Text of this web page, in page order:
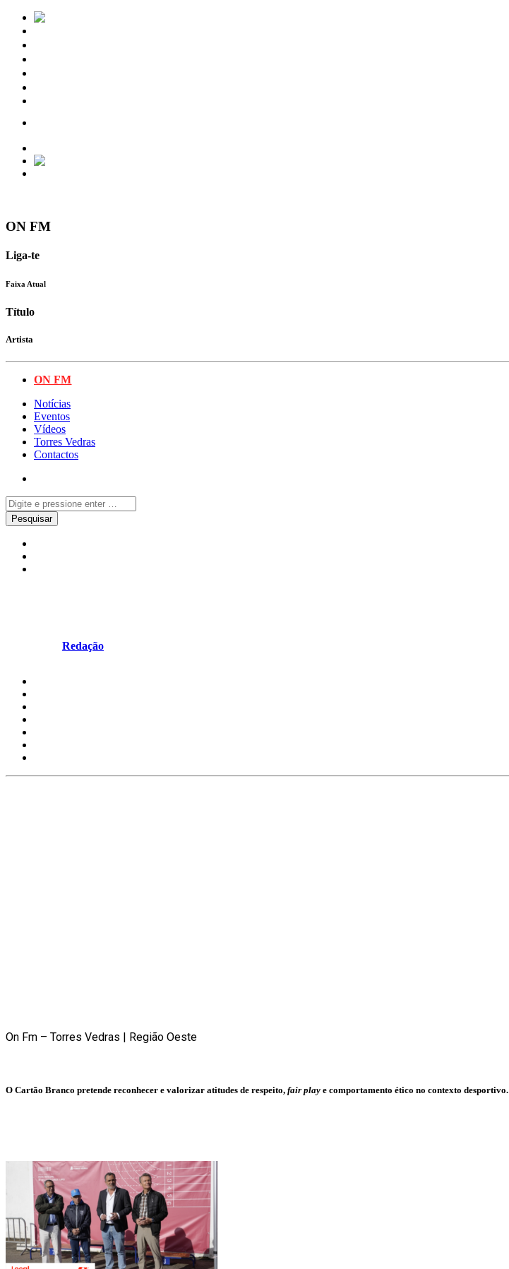
ON FM
Liga-te
Faixa Atual
Título
Artista
ON FM
Notícias
Eventos
Vídeos
Torres Vedras
Contactos
Redação
On Fm – Torres Vedras | Região Oeste
O Cartão Branco pretende reconhecer e valorizar atitudes de respeito, fair play e comportamento ético no contexto desportivo.